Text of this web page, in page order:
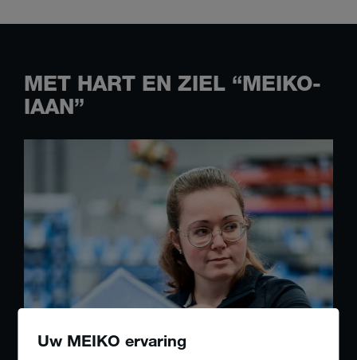
Uw MEIKO ervaring
MET HART EN ZIEL “MEIKO-
IAAN”